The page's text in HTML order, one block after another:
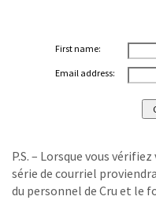
First name:
Email address:
P.S. – Lorsque vous
série de courriel
du personnel de Cru et le